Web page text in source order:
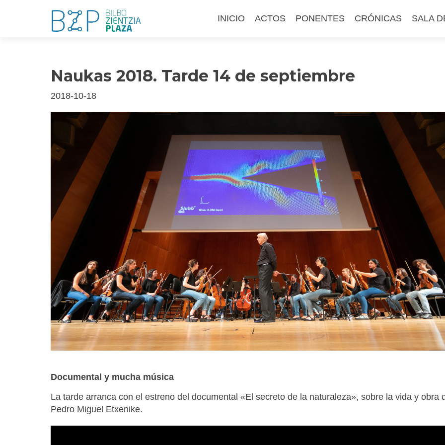
al
INICIO ACTOS PONENTES CRÓNICAS SALA
Naukas 2018. Tarde 14 de septiembre
2018-10-18
Documental y mucha música
La tarde arranca con el estreno del documental «El secreto de la naturaleza», sobre la vida y obra
Pedro Miguel Etxenike.